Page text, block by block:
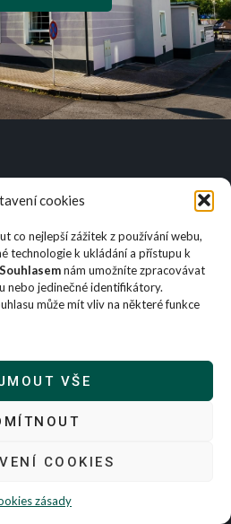
cookies
co nejlepší zážitek z používání webu,
technologie k ukládání a přístupu k
Souhlasemnám umožníte zpracovávat
nebo jedinečné identifikátory.
může mít vliv na některé funkce
VŠE
COOKIES
zásady
kvalitní jídlo a klidné zázemí
lázních.
Odkazy
Cookies
Zásady ochrany
Platební a storno
podmínky